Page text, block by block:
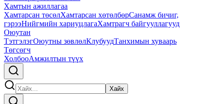
Хамтын ажиллагаа
Хамтарсан төсөлХамтарсан хөтөлбөрСанамж бичиг,
гэрээНийгмийн хариуцлагаХамтрагч байгууллагууд
Оюутан
ТэтгэлэгОюутны зөвлөлКлубуудТанхимын хуваарь
Төгсөгч
ХолбооАмжилтын түүх
Хайх